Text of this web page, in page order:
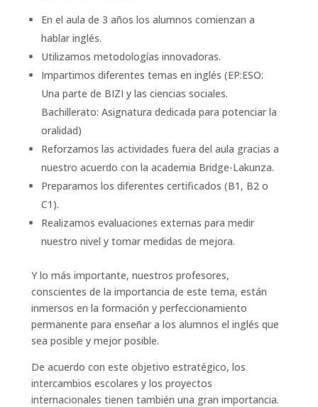
En el aula de 3 años los alumnos comienzan a
hablar inglés.
Utilizamos metodologías innovadoras.
Impartimos diferentes temas en inglés (EP:ESO:
Una parte de BIZI y las ciencias sociales.
Bachillerato: Asignatura dedicada para potenciar la
oralidad)
Reforzamos las actividades fuera del aula gracias a
nuestro acuerdo con la academia Bridge-Lakunza.
Preparamos los diferentes certificados (B1, B2 o
C1).
Realizamos evaluaciones externas para medir
nuestro nivel y tomar medidas de mejora.
Y lo más importante, nuestros profesores,
conscientes de la importancia de este tema, están
inmersos en la formación y perfeccionamiento
permanente para enseñar a los alumnos el inglés que
sea posible y mejor posible.
De acuerdo con este objetivo estratégico, los
intercambios escolares y los proyectos
internacionales tienen también una gran importancia.